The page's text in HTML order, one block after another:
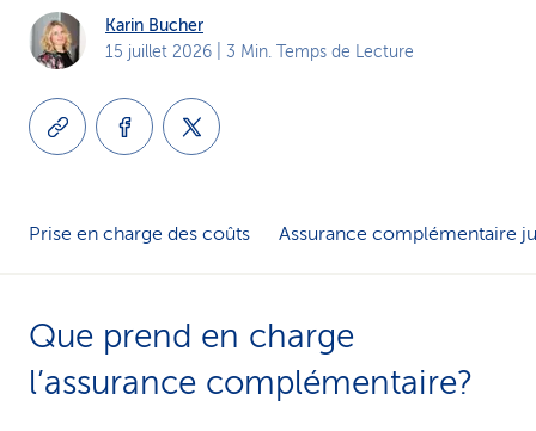
e
Karin Bucher
15 juillet 2026 | 3 Min. Temps de Lecture
Prise en charge des coûts Assurance complémentaire
Que prend en charge
l’assurance complémentaire?